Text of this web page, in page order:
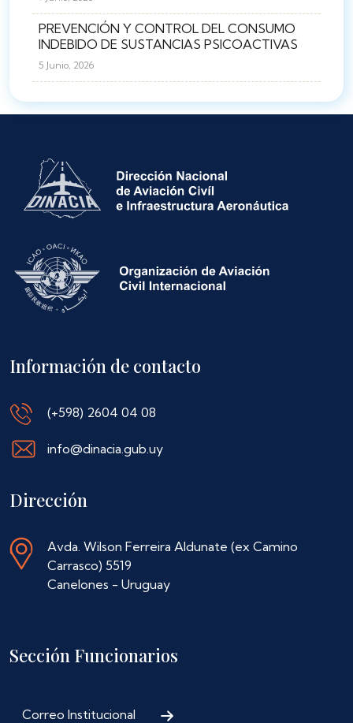
PREVENCIÓN Y CONTROL DEL CONSUMO
INDEBIDO DE SUSTANCIAS PSICOACTIVAS
5 Junio, 2026
Información de contacto
(+598) 2604 04 08
info@dinacia.gub.uy
Dirección
Avda. Wilson Ferreira Aldunate (ex Camino
Carrasco) 5519
Canelones - Uruguay
Sección Funcionarios
Correo Institucional